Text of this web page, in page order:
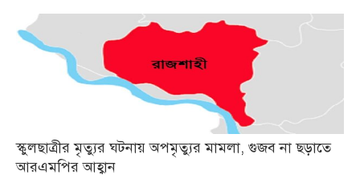
স্কুলছাত্রীর মৃত্যুর ঘটনায় অপমৃত্যুর মামলা, গুজব না ছড়াতে
আরএমপির আহ্বান